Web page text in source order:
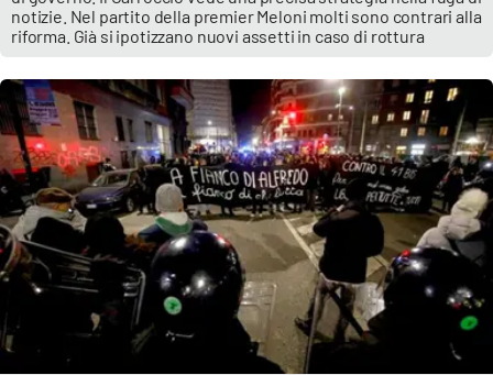
notizie. Nel partito della premier Meloni molti sono contrari alla
riforma. Già si ipotizzano nuovi assetti in caso di rottura